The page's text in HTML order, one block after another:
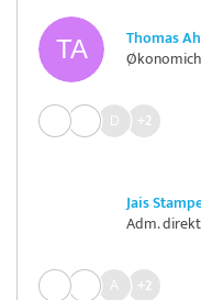
Thomas
+2
Jais
Adm.
+2